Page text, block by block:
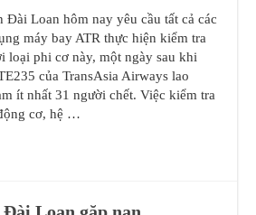
Đài Loan hôm nay yêu cầu tất cả các
máy bay ATR thực hiện kiểm tra
loại phi cơ này, một ngày sau khi
của TransAsia Airways lao
ít nhất 31 người chết. Việc kiểm tra
cơ, hệ …